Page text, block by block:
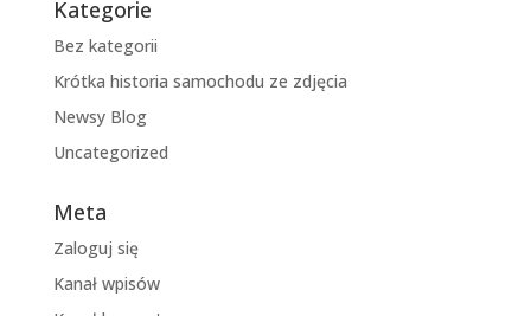
Kategorie
Bez kategorii
Krótka historia samochodu ze zdjęcia
Newsy Blog
Uncategorized
Meta
Zaloguj się
Kanał wpisów